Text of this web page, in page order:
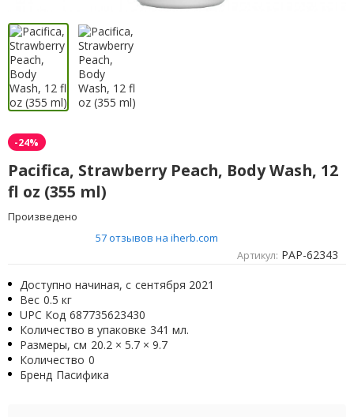
-24%
Pacifica, Strawberry Peach, Body Wash, 12
fl oz (355 ml)
Произведено
57 отзывов на iherb.com
Артикул: PAP-62343
Доступно начиная, с сентября 2021
Вес 0.5 кг
UPC Код 687735623430
Количество в упаковке 341 мл.
Размеры, см 20.2 × 5.7 × 9.7
Количество 0
Бренд Пасифика